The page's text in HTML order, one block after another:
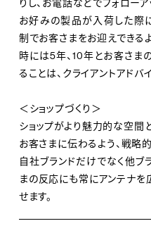
りし、お電話などでフォロー
お好みの製品が入荷した際
制でお客さまをお迎えできる
時には5年、10年とお客さま
ることは、クライアントアドバ
＜ショップづくり＞
ショップがより魅力的な空間
お客さまに伝わるよう、戦略
自社ブランドだけでなく他ブ
まの反応にも常にアンテナを
せます。